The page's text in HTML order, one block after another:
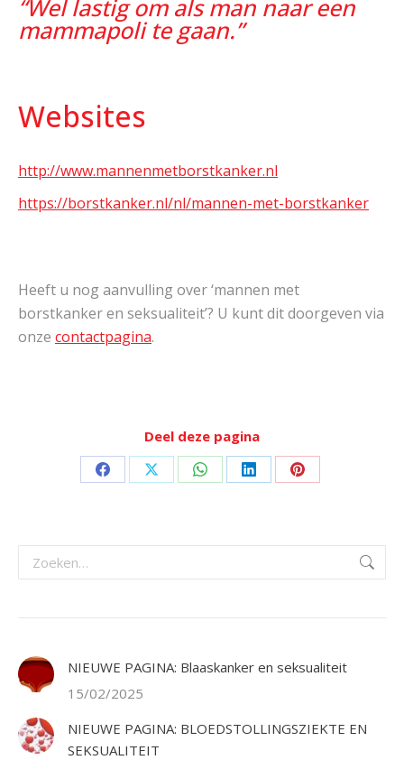
“Wel lastig om als man naar een
mammapoli te gaan.”
Websites
http://www.mannenmetborstkanker.nl
https://borstkanker.nl/nl/mannen-met-borstkanker
Heeft u nog aanvulling over ‘mannen met
borstkanker en seksualiteit’? U kunt dit doorgeven via
onze contactpagina.
Deel deze pagina
Deel
Deel
Deel
Deel
Deel
Zoeken:
NIEUWE PAGINA: Blaaskanker en seksualiteit
15/02/2025
NIEUWE PAGINA: BLOEDSTOLLINGSZIEKTE EN
SEKSUALITEIT